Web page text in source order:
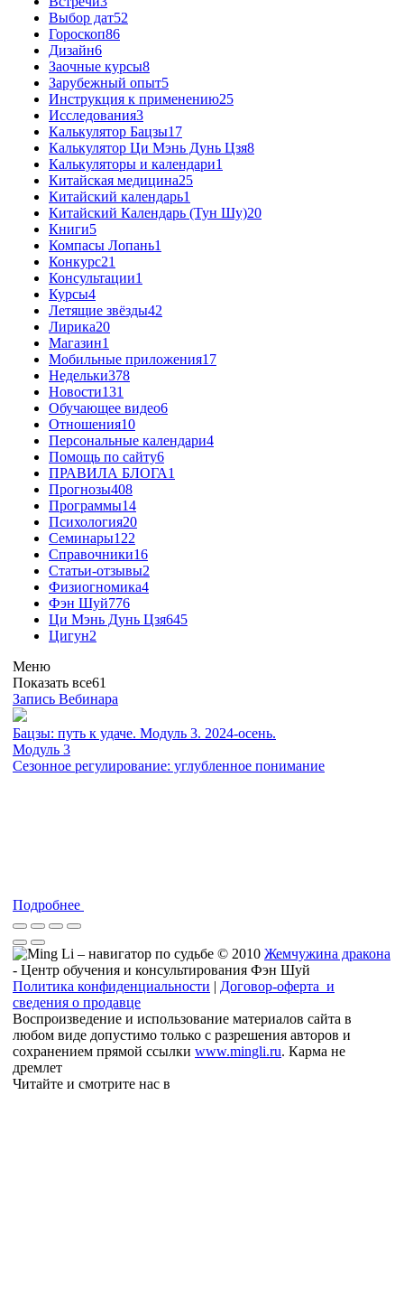
Выбор дат52
Гороскоп86
Дизайн6
Заочные курсы8
Зарубежный опыт5
Инструкция к применению25
Исследования3
Калькулятор Бацзы17
Калькулятор Ци Мэнь Дунь Цзя8
Калькуляторы и календари1
Китайская медицина25
Китайский календарь1
Китайский Календарь (Тун Шу)20
Книги5
Компасы Лопань1
Конкурс21
Консультации1
Курсы4
Летящие звёзды42
Лирика20
Магазин1
Мобильные приложения17
Недельки378
Новости131
Обучающее видео6
Отношения10
Персональные календари4
Помощь по сайту6
ПРАВИЛА БЛОГА1
Прогнозы408
Программы14
Психология20
Семинары122
Справочники16
Статьи-отзывы2
Физиогномика4
Фэн Шуй776
Ци Мэнь Дунь Цзя645
Цигун2
Меню
Показать все61
Запись Вебинара
Бацзы: путь к удаче. Модуль 3. 2024-осень.
Модуль 3
Сезонное регулирование: углубленное понимание
Подробнее
© 2010 Жемчужина дракона
- Центр обучения и консультирования Фэн Шуй
Политика конфиденциальности | Договор-оферта и
сведения о продавце
Воспроизведение и использование материалов сайта в
любом виде допустимо только с разрешения авторов и
сохранением прямой ссылки www.mingli.ru. Карма не
дремлет
Читайте и смотрите нас в